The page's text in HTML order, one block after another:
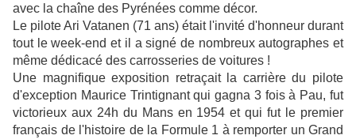
avec la chaîne des Pyrénées comme décor.
Le pilote Ari Vatanen (71 ans) était l'invité d'honneur durant
tout le week-end et il a signé de nombreux autographes et
même dédicacé des carrosseries de voitures !
Une magnifique exposition retraçait la carrière du pilote
d'exception Maurice Trintignant qui gagna 3 fois à Pau, fut
victorieux aux 24h du Mans en 1954 et qui fut le premier
français de l'histoire de la Formule 1 à remporter un Grand